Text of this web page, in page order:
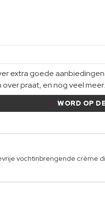
extra goede
praat, en nog veel meer.
WORD OP
vochtinbrengende